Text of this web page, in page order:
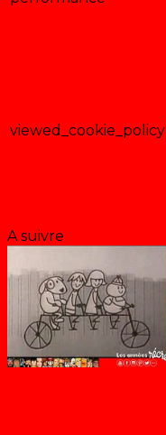
viewed_cookie_policy
A suivre